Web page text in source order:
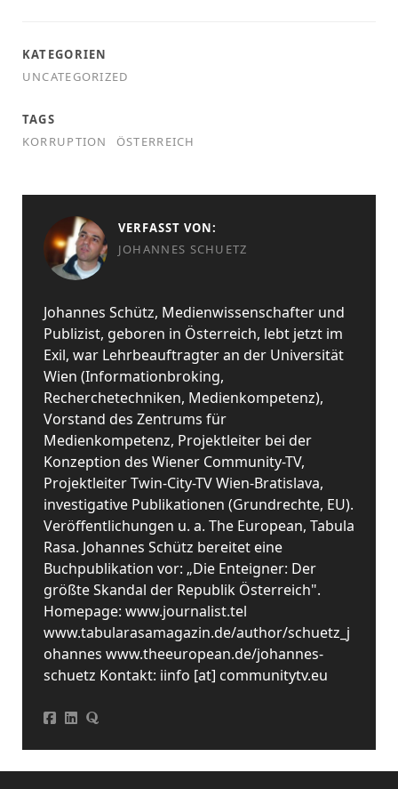
KATEGORIEN
UNCATEGORIZED
TAGS
KORRUPTION
ÖSTERREICH
VERFASST VON:
JOHANNES SCHUETZ
Johannes Schütz, Medienwissenschafter und
Publizist, geboren in Österreich, lebt jetzt im
Exil, war Lehrbeauftragter an der Universität
Wien (Informationbroking,
Recherchetechniken, Medienkompetenz),
Vorstand des Zentrums für
Medienkompetenz, Projektleiter bei der
Konzeption des Wiener Community-TV,
Projektleiter Twin-City-TV Wien-Bratislava,
investigative Publikationen (Grundrechte, EU).
Veröffentlichungen u. a. The European, Tabula
Rasa. Johannes Schütz bereitet eine
Buchpublikation vor: „Die Enteigner: Der
größte Skandal der Republik Österreich".
Homepage: www.journalist.tel
www.tabularasamagazin.de/author/schuetz_j
ohannes www.theeuropean.de/johannes-
schuetz Kontakt: iinfo [at] communitytv.eu